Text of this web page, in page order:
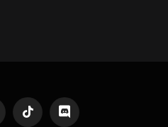
TikTok Discord